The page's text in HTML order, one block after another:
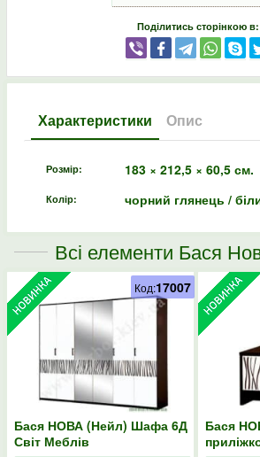
Поділитись сторінкою в:
Характеристики Опис
Розмір: 183 × 212,5 × 60,5 см.
Колір: чорний глянець /
Всі елементи Бася
Бася НОВА (Нейл) Шафа 6Д
Світ Меблів
Код:17007
Бася